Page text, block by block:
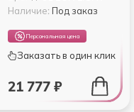
Наличие: Под заказ
Персональная цена
Заказать в один клик
21 777 ₽